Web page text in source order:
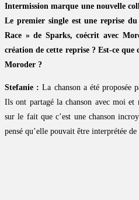
Intermission marque une nouvelle
Le premier single est une reprise
Race » de Sparks, coécrit avec
création de cette reprise ? Est-ce
Moroder ?
Stefanie : La chanson a été proposée
Ils ont partagé la chanson avec moi et
sur le fait que c’est une chanson
pensé qu’elle pouvait être interprétée de